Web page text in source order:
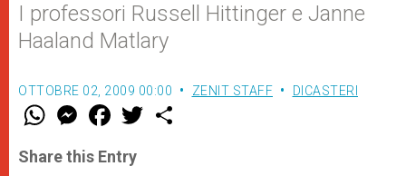
I professori Russell Hittinger e Janne
Haaland Matlary
OTTOBRE 02, 2009 00:00 ZENIT STAFF DICASTERI
W
t
s
M
e
s
e
F
a
e
b
w
Share this Entry